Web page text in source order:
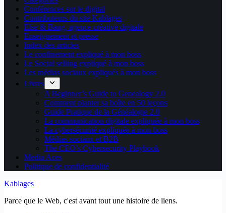
Conférences sur le digital
Contributeurs du site Kablages
Else & Bang, agence créative digitale
Enseignement et presse
Index des articles
Le confinement expliqué à mon boss
Le Social selling expliqué à mon boss
Les médias sociaux expliqués à mon boss
Livres
A Beginner’s Guide to Genealogy 2.0
Comment planter sa boîte en 50 leçons
Guide Pratique de la Généalogie 2.0
La communication digitale expliquée à mon boss
La cybersécurité expliquée à mon boss
Médias sociaux et B2B
The CEO’s Cybersecurity Playbook
Media Aces
Politique de confidentialité
Kablages
Parce que le Web, c'est avant tout une histoire de liens.